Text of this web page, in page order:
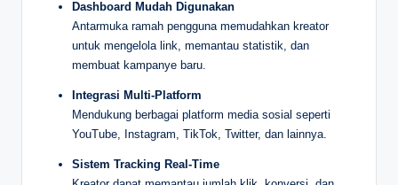
Dashboard Mudah Digunakan
Antarmuka ramah pengguna memudahkan kreator
untuk mengelola link, memantau statistik, dan
membuat kampanye baru.
Integrasi Multi-Platform
Mendukung berbagai platform media sosial seperti
YouTube, Instagram, TikTok, Twitter, dan lainnya.
Sistem Tracking Real-Time